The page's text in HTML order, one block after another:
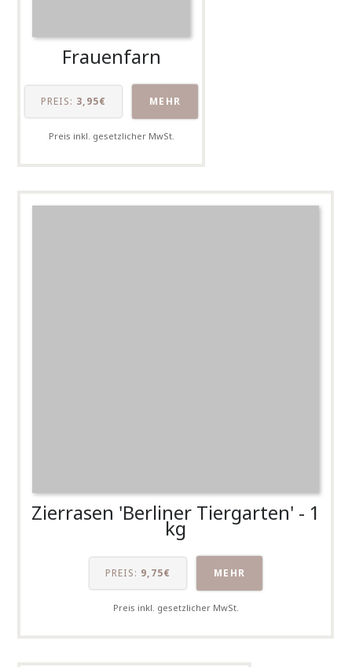
Frauenfarn
PREIS: 3,95€ MEHR
Preis inkl. gesetzlicher MwSt.
Zierrasen 'Berliner Tiergarten' - 1
kg
PREIS: 9,75€ MEHR
Preis inkl. gesetzlicher MwSt.